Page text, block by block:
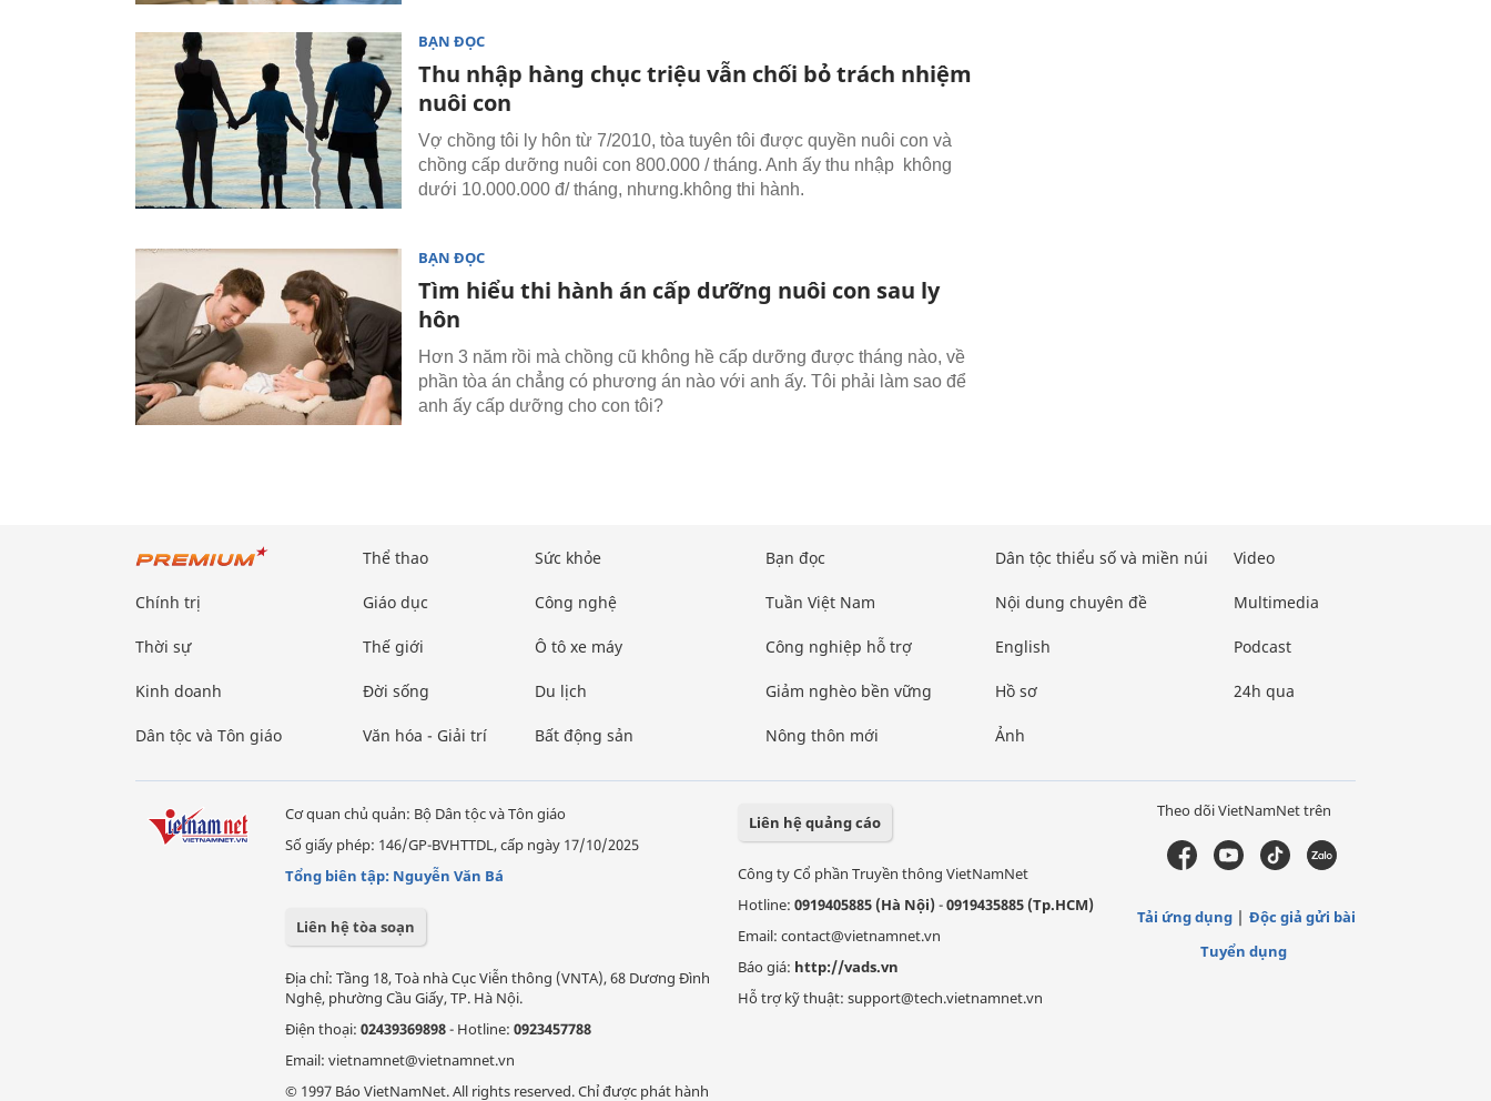
BẠN ĐỌC
Thu nhập hàng chục triệu vẫn chối bỏ trách nhiệm
nuôi con
Vợ chồng tôi ly hôn từ 7/2010, tòa tuyên tôi được quyền nuôi con và
chồng cấp dưỡng nuôi con 800.000 / tháng. Anh ấy thu nhập không
dưới 10.000.000 đ/ tháng, nhưng.không thi hành.
BẠN ĐỌC
Tìm hiểu thi hành án cấp dưỡng nuôi con sau ly
hôn
Hơn 3 năm rồi mà chồng cũ không hề cấp dưỡng được tháng nào, về
phần tòa án chẳng có phương án nào với anh ấy. Tôi phải làm sao để
anh ấy cấp dưỡng cho con tôi?
Chính trị
Thời sự
Kinh doanh
Dân tộc và Tôn giáo
Thể thao
Giáo dục
Thế giới
Đời sống
Văn hóa - Giải trí
Sức khỏe
Công nghệ
Ô tô xe máy
Du lịch
Bất động sản
Bạn đọc
Tuần Việt Nam
Công nghiệp hỗ trợ
Giảm nghèo bền vững
Nông thôn mới
Dân tộc thiểu số và miền núi
Nội dung chuyên đề
English
Hồ sơ
Ảnh
Video
Multimedia
Podcast
24h qua
Cơ quan chủ quản: Bộ Dân tộc và Tôn giáo
Số giấy phép: 146/GP-BVHTTDL, cấp ngày 17/10/2025
Tổng biên tập: Nguyễn Văn Bá
Liên hệ tòa soạn
Địa chỉ: Tầng 18, Toà nhà Cục Viễn thông (VNTA), 68 Dương Đình
Nghệ, phường Cầu Giấy, TP. Hà Nội.
Điện thoại: 02439369898- Hotline: 0923457788
Email: vietnamnet@vietnamnet.vn
© 1997 Báo VietNamNet. All rights reserved. Chỉ được phát hành
Liên hệ quảng cáo
Công ty Cổ phần Truyền thông VietNamNet
Hotline: 0919405885 (Hà Nội)-0919435885 (Tp.HCM)
Email: contact@vietnamnet.vn
Báo giá: http://vads.vn
Hỗ trợ kỹ thuật: support@tech.vietnamnet.vn
Theo dõi VietNamNet trên
Tải ứng dụng
Độc giả gửi bài
Tuyển dụng